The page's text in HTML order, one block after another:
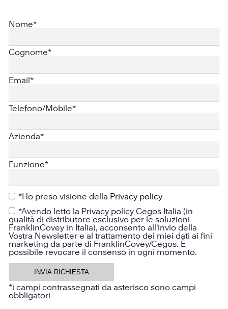
Nome*
Cognome*
Email*
Telefono/Mobile*
Azienda*
Funzione*
*Ho preso visione della Privacy policy
*Avendo letto la Privacy policy Cegos Italia (in
qualità di distributore esclusivo per le soluzioni
FranklinCovey in Italia), acconsento all'invio della
Vostra Newsletter e al trattamento dei miei dati ai fini
marketing da parte di FranklinCovey/Cegos. È
possibile revocare il consenso in ogni momento.
*i campi contrassegnati da asterisco sono campi
obbligatori